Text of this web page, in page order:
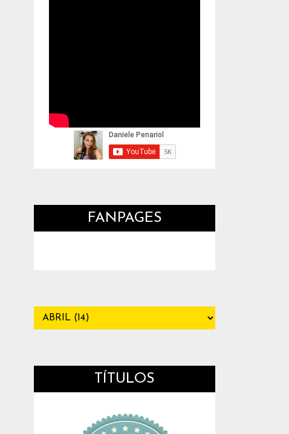
FANPAGES
TÍTULOS